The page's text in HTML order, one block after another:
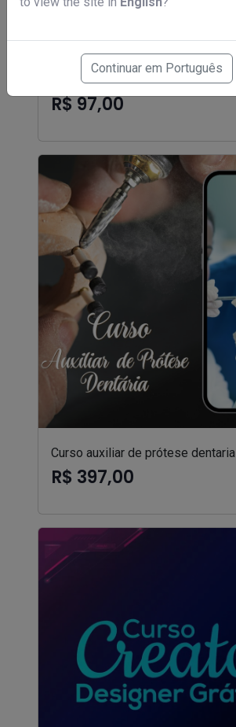
Continuar em Português
Curso de auxiliar administrativo
R$ 97,00
Curso auxiliar de prótese dentaria
R$ 397,00